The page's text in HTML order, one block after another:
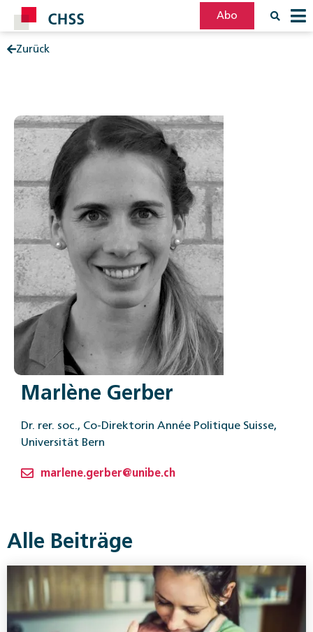
Abo
Zurück
Marlène Gerber
Dr. rer. soc., Co-Direktorin Année Politique Suisse,
Universität Bern
marlene.gerber@unibe.ch
Alle Beiträge